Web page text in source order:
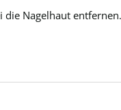
die Nagelhaut entfernen.